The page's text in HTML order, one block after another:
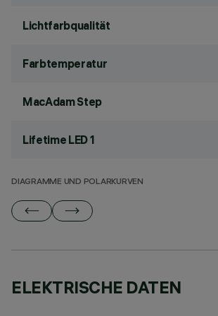
Lichtfarbqualität
Farbtemperatur
MacAdam Step
Lifetime LED 1
DIAGRAMME UND POLARKURVEN
ELEKTRISCHE DATEN